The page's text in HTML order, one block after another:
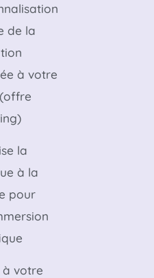
de la
à votre
la
à la
pour
à votre